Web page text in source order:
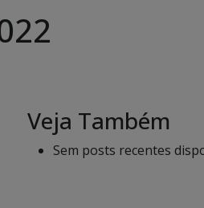
Veja Também
Sem posts recentes